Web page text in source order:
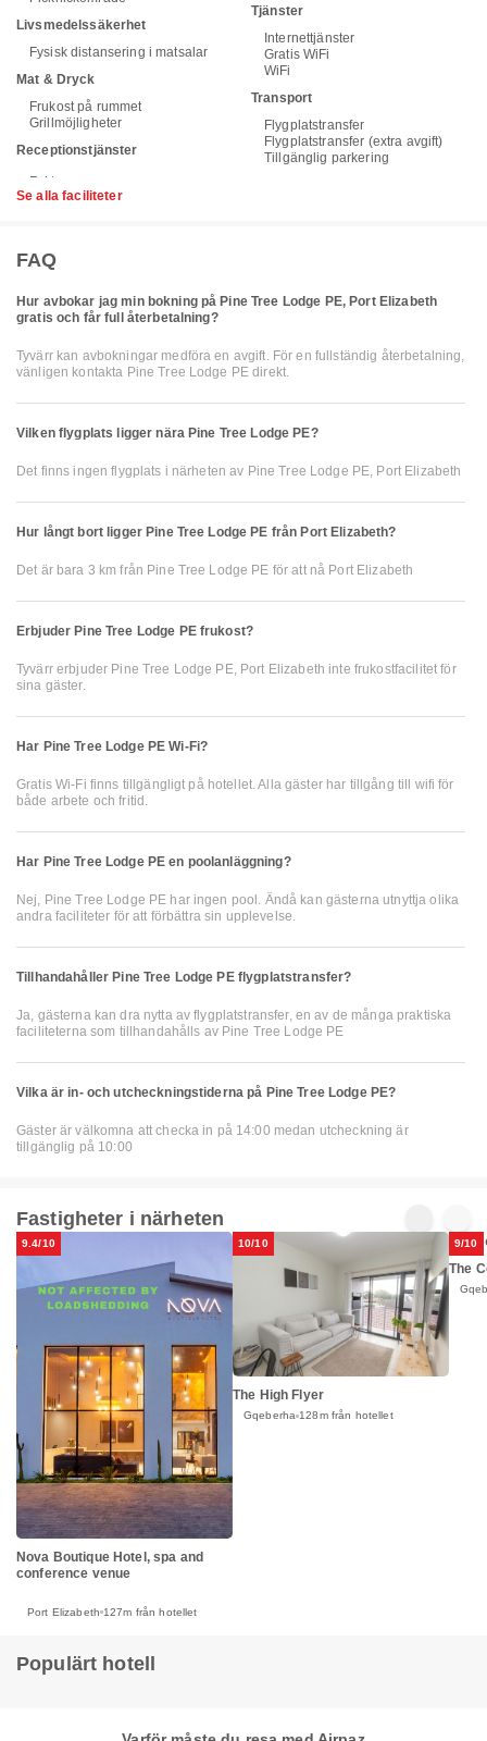
Livsmedelssäkerhet
Fysisk distansering i matsalar
Mat & Dryck
Frukost på rummet
Grillmöjligheter
Receptionstjänster
Tjänster
Internettjänster
Gratis WiFi
WiFi
Transport
Flygplatstransfer
Flygplatstransfer (extra avgift)
Tillgänglig parkering
Se alla faciliteter
FAQ
Hur avbokar jag min bokning på Pine Tree Lodge PE, Port Elizabeth
gratis och får full återbetalning?
Tyvärr kan avbokningar medföra en avgift. För en fullständig återbetalning,
vänligen kontakta Pine Tree Lodge PE direkt.
Vilken flygplats ligger nära Pine Tree Lodge PE?
Det finns ingen flygplats i närheten av Pine Tree Lodge PE, Port Elizabeth
Hur långt bort ligger Pine Tree Lodge PE från Port Elizabeth?
Det är bara 3 km från Pine Tree Lodge PE för att nå Port Elizabeth
Erbjuder Pine Tree Lodge PE frukost?
Tyvärr erbjuder Pine Tree Lodge PE, Port Elizabeth inte frukostfacilitet för
sina gäster.
Har Pine Tree Lodge PE Wi-Fi?
Gratis Wi-Fi finns tillgängligt på hotellet. Alla gäster har tillgång till wifi för
både arbete och fritid.
Har Pine Tree Lodge PE en poolanläggning?
Nej, Pine Tree Lodge PE har ingen pool. Ändå kan gästerna utnyttja olika
andra faciliteter för att förbättra sin upplevelse.
Tillhandahåller Pine Tree Lodge PE flygplatstransfer?
Ja, gästerna kan dra nytta av flygplatstransfer, en av de många praktiska
faciliteterna som tillhandahålls av Pine Tree Lodge PE
Vilka är in- och utcheckningstiderna på Pine Tree Lodge PE?
Gäster är välkomna att checka in på 14:00 medan utcheckning är
tillgänglig på 10:00
Fastigheter i närheten
9.4/10
Nova Boutique Hotel, spa and
conference venue
Port Elizabeth 127m från hotellet
10/10
The High Flyer
Gqeberha 128m från hotellet
9/10
The
Populärt hotell